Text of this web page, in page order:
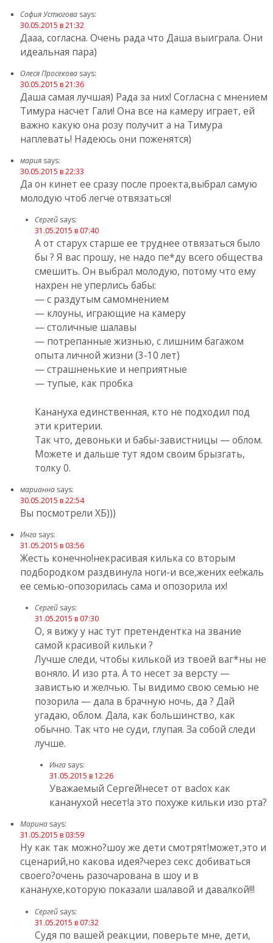
София Устюгова says:
30.05.2015 в 21:32
Дааа, согласна. Очень рада что Даша выиграла. Они
идеальная пара)
Олеся Просекова says:
30.05.2015 в 21:36
Даша самая лучшая) Рада за них! Согласна с мнением
Тимура насчет Гали! Она все на камеру играет, ей
важно какую она розу получит а на Тимура
наплевать! Надеюсь они поженятся)
мария says:
30.05.2015 в 22:33
Да он кинет ее сразу после проекта,выбрал самую
молодую чтоб легче отвязаться!
Сергей says:
31.05.2015 в 07:40
А от старух старше ее труднее отвязаться было
бы ? Я вас прошу, не надо пе*ду всего общества
смешить. Он выбрал молодую, потому что ему
нахрен не уперлись бабы:
— с раздутым самомнением
— клоуны, играющие на камеру
— столичные шалавы
— потрепанные жизнью, с лишним багажом
опыта личной жизни (3-10 лет)
— страшненькие и неприятные
— тупые, как пробка
Канануха единственная, кто не подходил под
эти критерии.
Так что, девоньки и бабы-завистницы — облом.
Можете и дальше тут ядом своим брызгать,
толку 0.
марианна says:
30.05.2015 в 22:54
Вы посмотрели ХБ)))
Инга says:
31.05.2015 в 03:56
Жесть конечно!некрасивая килька со вторым
подбородком раздвинула ноги-и все,жених ее!жаль
ее семью-опозорилась сама и опозорила их!
Сергей says:
31.05.2015 в 07:30
О, я вижу у нас тут претендентка на звание
самой красивой кильки ?
Лучше следи, чтобы килькой из твоей ваг*ны не
воняло. И изо рта. А то несет за версту —
завистью и желчью. Ты видимо свою семью не
позорила — дала в брачную ночь, да ? Дай
угадаю, облом. Дала, как большинство, как
обычно. Так что не суди, глупая. За собой следи
лучше.
Инга says:
31.05.2015 в 12:26
Уважаемый Сергей!несет от вас!ох как
кананухой несет!а это похуже кильки изо рта?
Марина says:
31.05.2015 в 03:59
Ну как так можно?шоу же дети смотрят!может,это и
сценарий,но какова идея?через секс добиваться
своего?очень разочарована в шоу и в
кананухе,которую показали шалавой и давалкой!!!
Сергей says:
31.05.2015 в 07:32
Судя по вашей реакции, поверьте мне, дети,